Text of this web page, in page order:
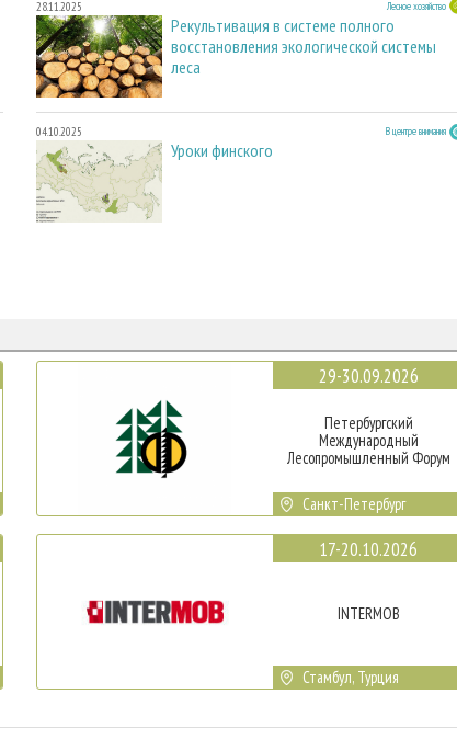
28.11.2025 Лесное хозяйство
Рекультивация в системе полного
восстановления экологической системы
леса
04.10.2025 В центре внимания
Уроки финского
29-30.09.2026
Петербургский
Международный
Лесопромышленный Форум
Санкт-Петербург
17-20.10.2026
INTERMOB
Стамбул, Турция